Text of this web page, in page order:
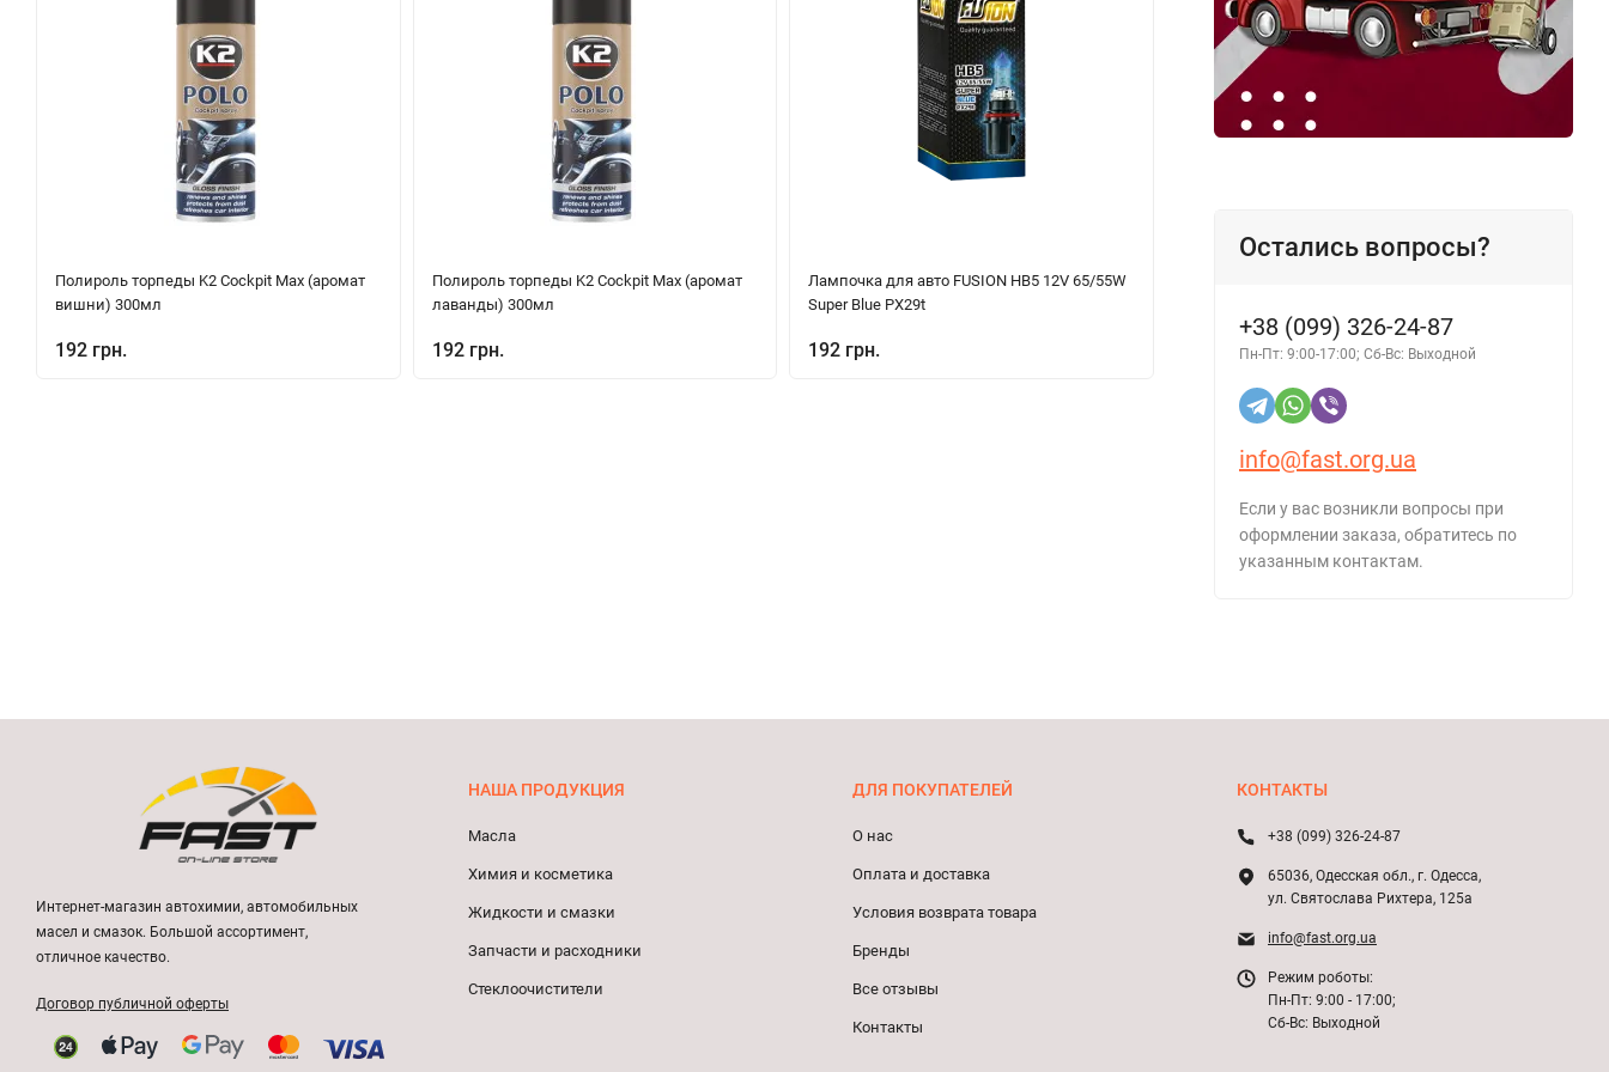
Полироль торпеды K2 Cockpit Max (аромат
вишни) 300мл
192 грн.
Полироль торпеды K2 Cockpit Max (аромат
лаванды) 300мл
192 грн.
Лампочка для авто FUSION HB5 12V 65/55W
Super Blue PX29t
192 грн. 192 грн.
Остались вопросы?
+38 (099) 326-24-87
Пн-Пт: 9:00-17:00; Сб-Вс: Выходной
info@fast.org.ua
Если у вас возникли вопросы при
оформлении заказа, обратитесь по
указанным контактам.
Интернет-магазин автохимии, автомобильных
масел и смазок. Большой ассортимент,
отличное качество.
Договор публичной оферты
НАША ПРОДУКЦИЯ
Масла
Химия и косметика
Жидкости и смазки
Запчасти и расходники
Стеклоочистители
ДЛЯ ПОКУПАТЕЛЕЙ
О нас
Оплата и доставка
Условия возврата товара
Бренды
Все отзывы
Контакты
КОНТАКТЫ
+38 (099) 326-24-87
65036, Одесская обл., г. Одесса,
ул. Святослава Рихтера, 125а
info@fast.org.ua
Режим роботы:
Пн-Пт: 9:00 - 17:00;
Сб-Вс: Выходной